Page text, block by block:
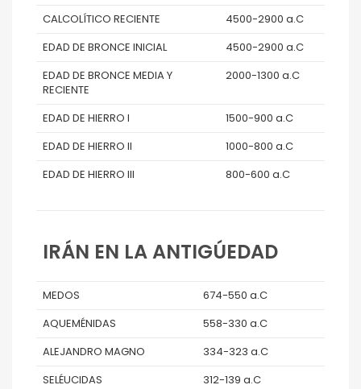
CALCOLÍTICO RECIENTE
4500-2900 a.C
EDAD DE BRONCE INICIAL
4500-2900 a.C
EDAD DE BRONCE MEDIA Y
RECIENTE
2000-1300 a.C
EDAD DE HIERRO I
1500-900 a.C
EDAD DE HIERRO II
1000-800 a.C
EDAD DE HIERRO III
800-600 a.C
IRÁN EN LA ANTIGÚEDAD
MEDOS
674-550 a.C
AQUEMÉNIDAS
558-330 a.C
ALEJANDRO MAGNO
334-323 a.C
SELÉUCIDAS
312-139 a.C